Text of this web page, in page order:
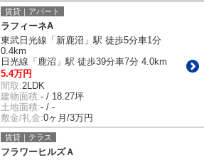
賃貸｜アパート
ラフィーネA
東武日光線「新鹿沼」駅 徒歩5分車1分
0.4km
日光線「鹿沼」駅 徒歩39分車7分 4.0km
5.4万円
間取:2LDK
建物面積:- / 18.27坪
土地面積:- / -
敷金/礼金:0ヶ月/3万円
賃貸｜テラス
フラワーヒルズＡ